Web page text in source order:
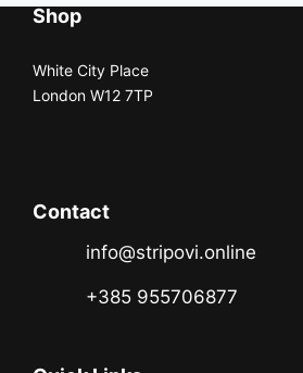
Shop
White City Place
London W12 7TP
Contact
info@stripovi.online
+385 955706877